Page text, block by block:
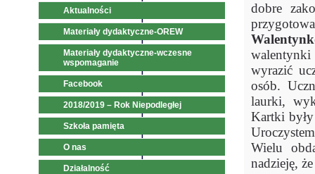
Aktualności
Materiały dydaktyczne-OREW
Materiały dydaktyczne-wczesne
wspomaganie
Facebook
2018/2019 – Rok Niepodległej
Szkoła pamięta
O nas
Działalność
dobre
wyrazić
osób.
laurki,
Kartki
Wielu
nadzieję,